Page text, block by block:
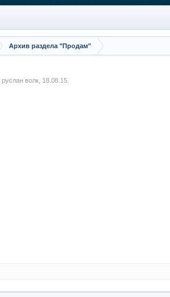
Архив раздела "Продам"
руслан волк, 18.08.15.